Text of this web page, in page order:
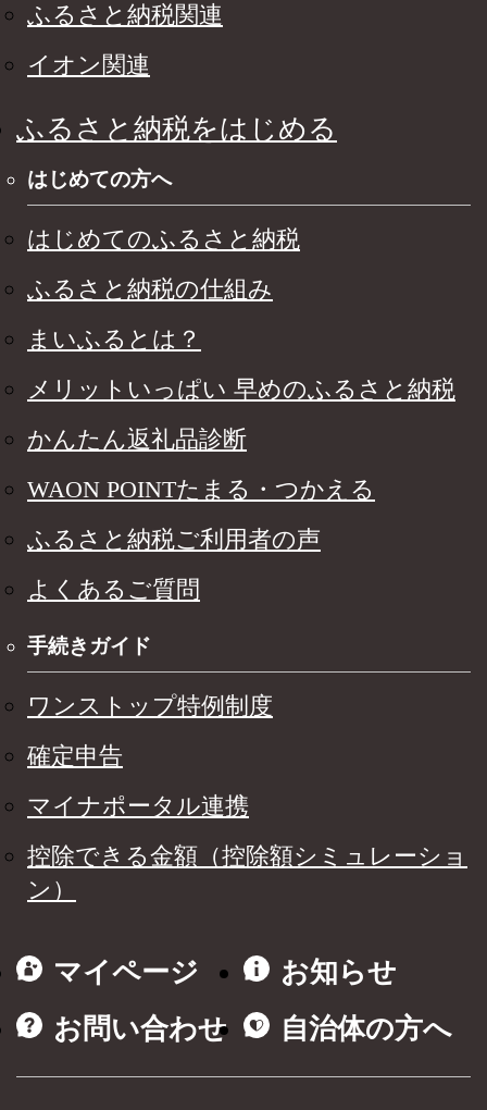
ふるさと納税関連
イオン関連
ふるさと納税をはじめる
はじめての方へ
はじめてのふるさと納税
ふるさと納税の仕組み
まいふるとは？
メリットいっぱい 早めのふるさと納税
かんたん返礼品診断
WAON POINTたまる・つかえる
ふるさと納税ご利用者の声
よくあるご質問
手続きガイド
ワンストップ特例制度
確定申告
マイナポータル連携
控除できる金額（控除額シミュレーショ
ン）
マイページ
お知らせ
お問い合わせ
自治体の方へ